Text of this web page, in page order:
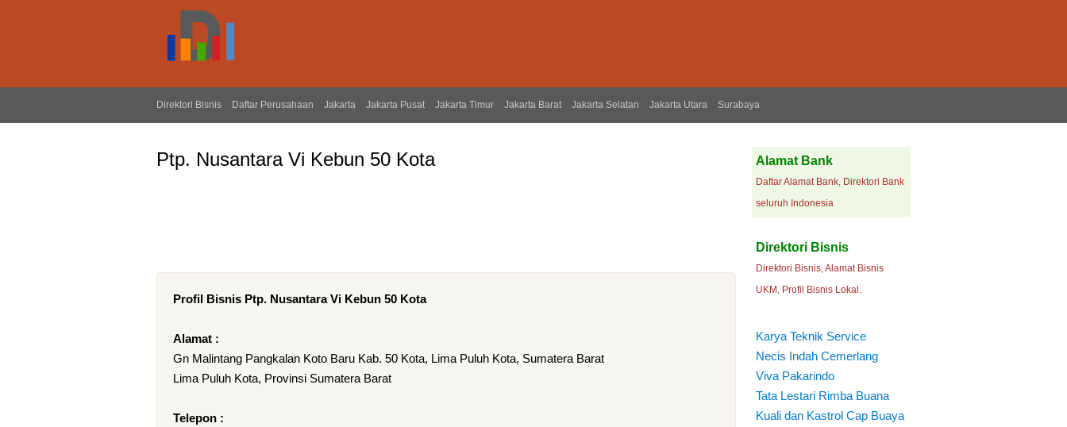
Direktori Bisnis Daftar Perusahaan Jakarta Jakarta Pusat Jakarta Timur Jakarta Barat Jakarta Selatan Jakarta Utara Surabaya
Ptp. Nusantara Vi Kebun 50 Kota
Profil Bisnis Ptp. Nusantara Vi Kebun 50 Kota
Alamat :
Gn Malintang Pangkalan Koto Baru Kab. 50 Kota, Lima Puluh Kota, Sumatera Barat
Lima Puluh Kota, Provinsi Sumatera Barat
Telepon :
Alamat Bank
Daftar Alamat Bank, Direktori Bank
seluruh Indonesia
Direktori Bisnis
Direktori Bisnis, Alamat Bisnis
UKM, Profil Bisnis Lokal.
Karya Teknik Service
Necis Indah Cemerlang
Viva Pakarindo
Tata Lestari Rimba Buana
Kuali dan Kastrol Cap Buaya